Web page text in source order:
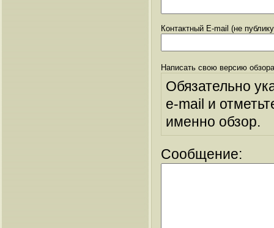
Контактный E-mail (не
Написать свою версию
Обязательно
e-mail и
именно обзор.
Сообщение: